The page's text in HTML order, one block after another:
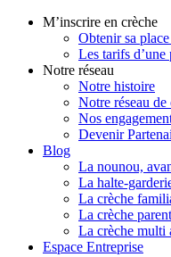
M’inscrire en crèche
Obtenir sa
Les tarifs d’une
Notre réseau
Notre histoire
Notre réseau de
Nos
Devenir
Blog
La nounou,
La halte-
La crèche
La crèche
La crèche multi
Espace Entreprise